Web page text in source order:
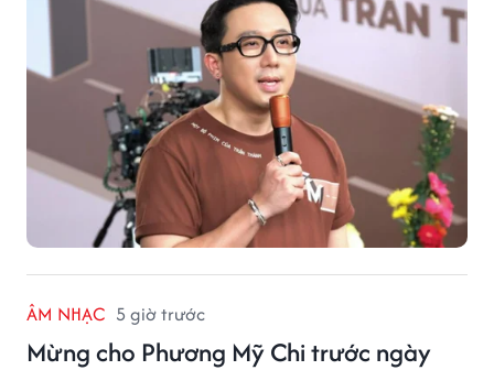
ÂM NHẠC 5 giờ trước
Mừng cho Phương Mỹ Chi trước ngày